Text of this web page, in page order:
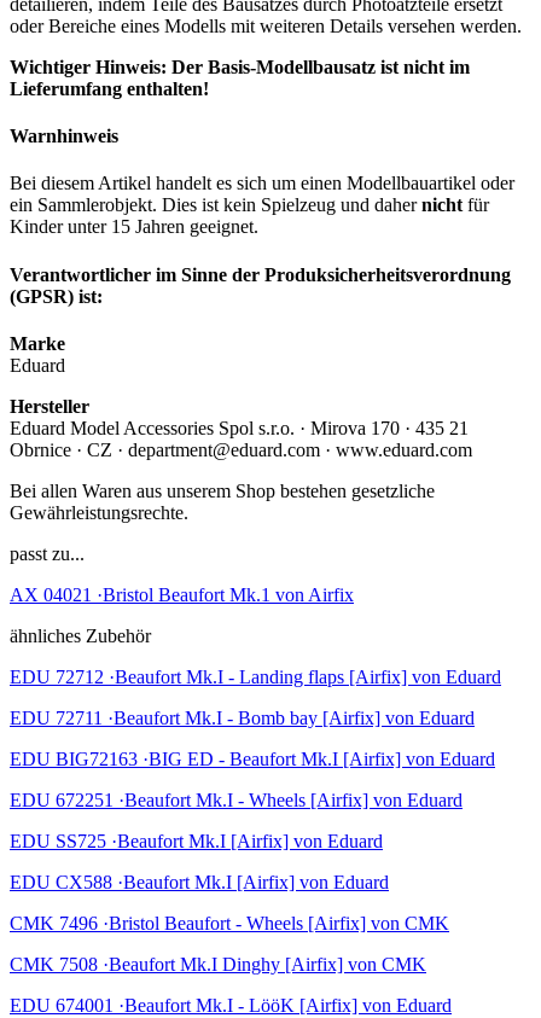
oder Bereiche eines Modells mit weiteren Details versehen werden.
Wichtiger Hinweis: Der Basis-Modellbausatz ist nicht im
Lieferumfang enthalten!
Warnhinweis
Bei diesem Artikel handelt es sich um einen Modellbauartikel oder
ein Sammlerobjekt. Dies ist kein Spielzeug und dahernicht für
Kinder unter 15 Jahren geeignet.
Verantwortlicher im Sinne der Produksicherheitsverordnung
(GPSR) ist:
Marke
Eduard
Hersteller
Eduard Model Accessories Spol s.r.o. · Mirova 170 · 435 21
Obrnice · CZ · department@eduard.com · www.eduard.com
Bei allen Waren aus unserem Shop bestehen gesetzliche
Gewährleistungsrechte.
passt zu...
AX 04021 ·Bristol Beaufort Mk.1 von Airfix
ähnliches Zubehör
EDU 72712 ·Beaufort Mk.I - Landing flaps [Airfix] von Eduard
EDU 72711 ·Beaufort Mk.I - Bomb bay [Airfix] von Eduard
EDU BIG72163 ·BIG ED - Beaufort Mk.I [Airfix] von Eduard
EDU 672251 ·Beaufort Mk.I - Wheels [Airfix] von Eduard
EDU SS725 ·Beaufort Mk.I [Airfix] von Eduard
EDU CX588 ·Beaufort Mk.I [Airfix] von Eduard
CMK 7496 ·Bristol Beaufort - Wheels [Airfix] von CMK
CMK 7508 ·Beaufort Mk.I Dinghy [Airfix] von CMK
EDU 674001 ·Beaufort Mk.I - LööK [Airfix] von Eduard